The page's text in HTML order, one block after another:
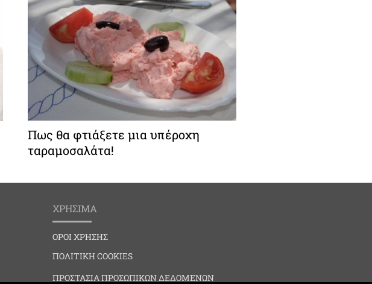
Πως θα φτιάξετε μια υπέροχη
ταραμοσαλάτα!
ΧΡΗΣΙΜΑ
ΟΡΟΙ ΧΡΗΣΗΣ
ΠΟΛΙΤΙΚΗ COOKIES
ΠΡΟΣΤΑΣΙΑ ΠΡΟΣΩΠΙΚΩΝ ΔΕΔΟΜΕΝΩΝ